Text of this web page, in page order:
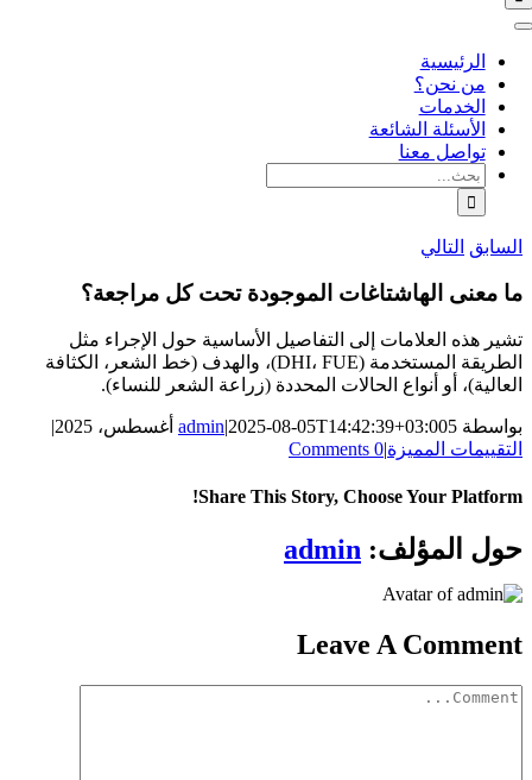
تبديل
القائمةالرئيسية
من نحن؟
الخدمات
الأسئلة الشائعة
تواصل معنا
البحث
عن:
السابق التالي
ما معنى الهاشتاغات الموجودة تحت كل مراجعة؟
تشير هذه العلامات إلى التفاصيل الأساسية حول الإجراء مثل
الطريقة المستخدمة (DHI، FUE)، والهدف (خط الشعر، الكثافة
العالية)، أو أنواع الحالات المحددة (زراعة الشعر للنساء).
بواسطة admin|2025-08-05T14:42:39+03:005 أغسطس، 2025
|
التقييمات المميزة|
0 Comments
Share This Story, Choose Your Platform!
FacebookX
Bluesky
Reddit
LinkedIn
WhatsApp
Telegram
Tumblr
Pinterest
Xing
البريد
الإلكتروني
حول المؤلف: admin
Leave A Comment
Comment